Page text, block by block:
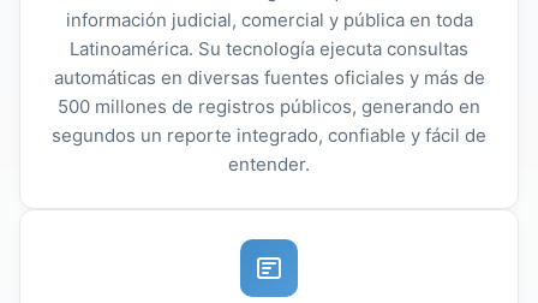
información judicial, comercial y pública en toda
Latinoamérica. Su tecnología ejecuta consultas
automáticas en diversas fuentes oficiales y más de
500 millones de registros públicos, generando en
segundos un reporte integrado, confiable y fácil de
entender.